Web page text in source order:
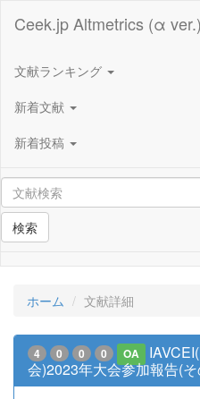
Ceek.jp Altmetrics (α ver.)
文献ランキング
新着文献
新着投稿
検索
ホーム 文献詳細
4 0 0 0 OA
会)2023年大会参加報告(